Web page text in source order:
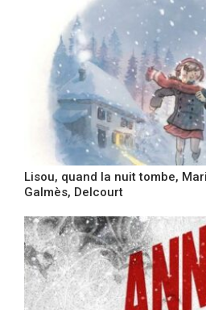
Lisou, quand la nuit tombe,
Galmès, Delcourt